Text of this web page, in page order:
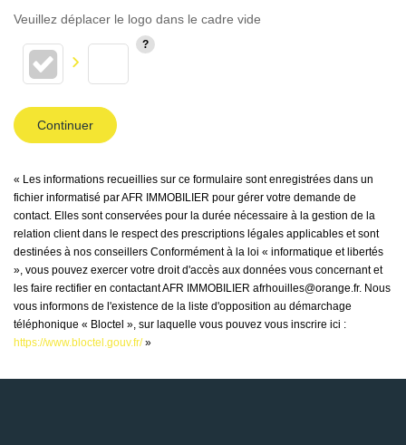
Veuillez déplacer le logo dans le cadre vide
Continuer
« Les informations recueillies sur ce formulaire sont enregistrées dans un
fichier informatisé par AFR IMMOBILIER pour gérer votre demande de
contact. Elles sont conservées pour la durée nécessaire à la gestion de la
relation client dans le respect des prescriptions légales applicables et sont
destinées à nos conseillers Conformément à la loi « informatique et libertés
», vous pouvez exercer votre droit d'accès aux données vous concernant et
les faire rectifier en contactant AFR IMMOBILIER afrhouilles@orange.fr. Nous
vous informons de l'existence de la liste d'opposition au démarchage
téléphonique « Bloctel », sur laquelle vous pouvez vous inscrire ici :
https://www.bloctel.gouv.fr/»